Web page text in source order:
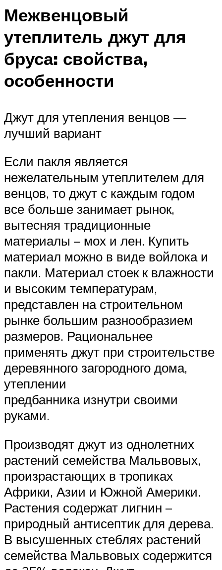
Межвенцовый
утеплитель джут для
бруса: свойства,
особенности
Джут для утепления венцов —
лучший вариант
Если пакля является
нежелательным утеплителем для
венцов, то джут с каждым годом
все больше занимает рынок,
вытесняя традиционные
материалы – мох и лен. Купить
материал можно в виде войлока и
пакли. Материал стоек к влажности
и высоким температурам,
представлен на строительном
рынке большим разнообразием
размеров. Рациональнее
применять джут при строительстве
деревянного загородного дома,
утеплении
предбанника изнутри своими
руками.
Производят джут из однолетних
растений семейства Мальвовых,
произрастающих в тропиках
Африки, Азии и Южной Америки.
Растения содержат лигнин –
природный антисептик для дерева.
В высушенных стеблях растений
семейства Мальвовых содержится